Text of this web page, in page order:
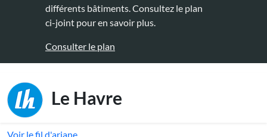
différents bâtiments. Consultez le plan
ci-joint pour en savoir plus.
Consulter le plan
Le Havre
Voir le fil d'ariane